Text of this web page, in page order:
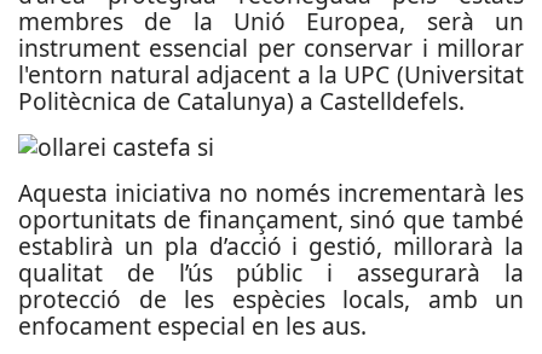
membres de la Unió Europea, serà un
instrument essencial per conservar i millorar
l'entorn natural adjacent a la UPC (Universitat
Politècnica de Catalunya) a Castelldefels.
Aquesta iniciativa no només incrementarà les
oportunitats de finançament, sinó que també
establirà un pla d’acció i gestió, millorarà la
qualitat de l’ús públic i assegurarà la
protecció de les espècies locals, amb un
enfocament especial en les aus.